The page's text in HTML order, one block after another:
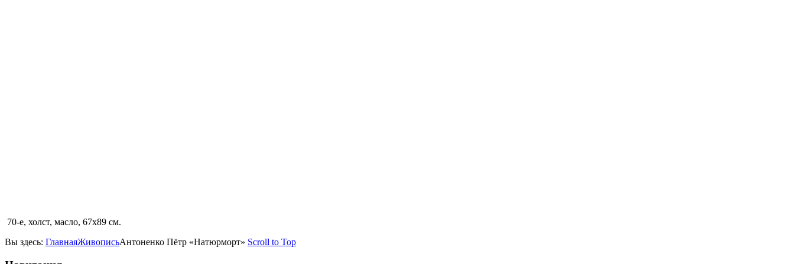
70-е, холст, масло, 67х89 см.
Вы здесь: ГлавнаяЖивописьАнтоненко Пётр «Натюрморт» Scroll to Top